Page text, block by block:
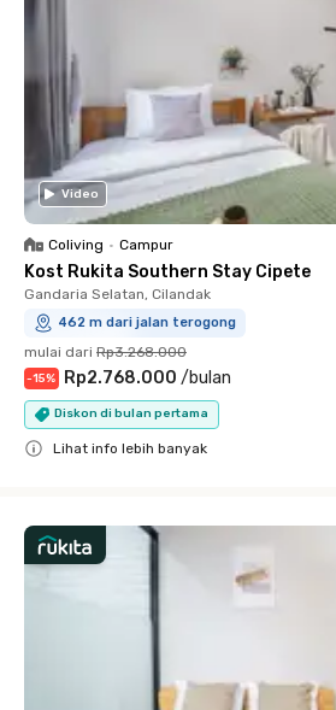
Video
Coliving • Campur
Kost Rukita Southern Stay Cipete
Gandaria Selatan, Cilandak
462 m dari jalan terogong
mulai dari Rp3.268.000
-15% Rp2.768.000 /bulan
Diskon di bulan pertama
Lihat info lebih banyak